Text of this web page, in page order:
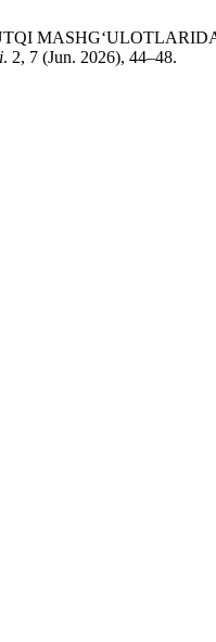
. 2, 7 (Jun. 2026), 44–48.